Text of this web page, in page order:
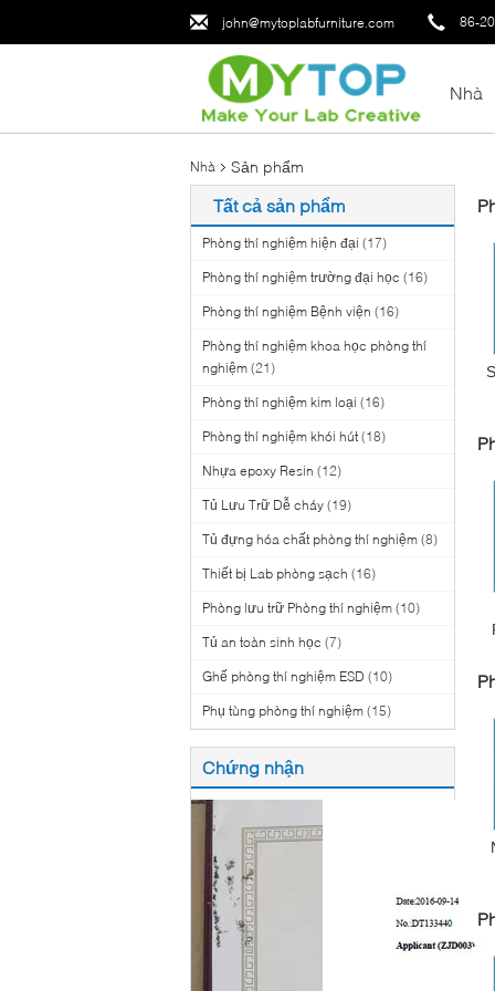
john@mytoplabfurniture.com 86-
Nhà
Nhà Sản phẩm
Tất cả sản phẩm
Phòng thí nghiệm hiện đại (17)
Phòng thí nghiệm trường đại học (16)
Phòng thí nghiệm Bệnh viện (16)
Phòng thí nghiệm khoa học phòng thí
nghiệm (21)
Phòng thí nghiệm kim loại (16)
Phòng thí nghiệm khói hút (18)
Nhựa epoxy Resin (12)
Tủ Lưu Trữ Dễ cháy (19)
Tủ đựng hóa chất phòng thí nghiệm (8)
Thiết bị Lab phòng sạch (16)
Phòng lưu trữ Phòng thí nghiệm (10)
Tủ an toàn sinh học (7)
Ghế phòng thí nghiệm ESD (10)
Phụ tùng phòng thí nghiệm (15)
Chứng nhận